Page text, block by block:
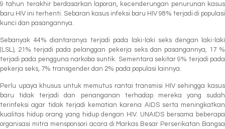
9 tahun terakhir berdasarkan laporan, kecenderungan penurunan kasus
baru HIV ini terhenti. Sebaran kasus infeksi baru HIV 98% terjadi di populasi
kunci dan pasangannya.
Sebanyak 44% diantaranya terjadi pada laki-laki seks dengan laki-laki
(LSL), 21% terjadi pada pelanggan pekerja seks dan pasangannya, 17 %
terjadi pada pengguna narkoba suntik. Sementara sekitar 9% terjadi pada
pekerja seks, 7% transgender dan 2% pada populasi lainnya.
Perlu upaya khusus untuk memutus rantai transmisi HIV sehingga kasus
baru tidak terjadi dan penanganan terhadap mereka yang sudah
terinfeksi agar tidak terjadi kematian karena AIDS serta meningkatkan
kualitas hidup orang yang hidup dengan HIV. UNAIDS bersama beberapa
organisasi mitra mensponsori acara di Markas Besar Perserikatan Bangsa